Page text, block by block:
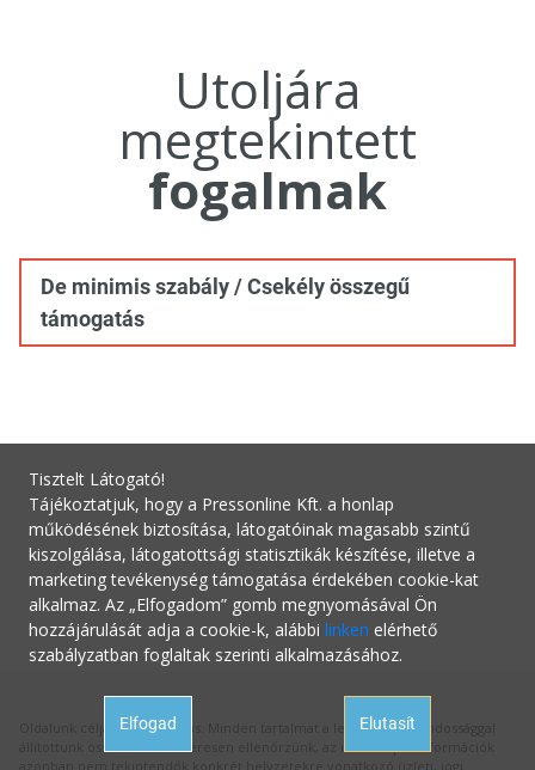
Utoljára
megtekintett
fogalmak
De minimis szabály / Csekély összegű
támogatás
Oldalunk célja a tájékoztatás. Minden tartalmat a legnagyobb gondossággal
állítottunk össze és rendszeresen ellenőrzünk, az itt szereplő információk
Tisztelt Látogató!
Tájékoztatjuk, hogy a Pressonline Kft. a honlap
működésének biztosítása, látogatóinak magasabb szintű
kiszolgálása, látogatottsági statisztikák készítése, illetve a
marketing tevékenység támogatása érdekében cookie-kat
alkalmaz. Az „Elfogadom” gomb megnyomásával Ön
hozzájárulását adja a cookie-k, alábbi linken elérhető
szabályzatban foglaltak szerinti alkalmazásához.
Elfogad Elutasít